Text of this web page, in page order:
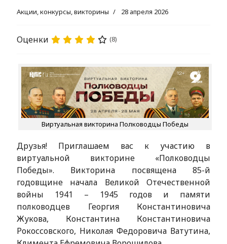
Акции, конкурсы, викторины 28 апреля 2026
Оценки (8)
Виртуальная викторина Полководцы Победы
Друзья! Приглашаем вас к участию в
виртуальной викторине «Полководцы
Победы». Викторина посвящена 85-й
годовщине начала Великой Отечественной
войны 1941 – 1945 годов и памяти
полководцев Георгия Константиновича
Жукова, Константина Константиновича
Рокоссовского, Николая Федоровича Ватутина,